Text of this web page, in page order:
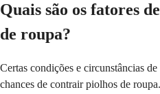
Quais são os fatores
de roupa?
Certas condições e circunstâncias
chances de contrair piolhos de